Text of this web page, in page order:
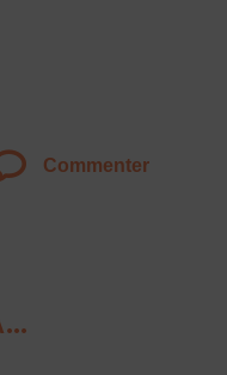
Commenter
CONCLUSION - LE LUXE : PASSEPORT FRANÇAIS À L'INTERNATIONAL